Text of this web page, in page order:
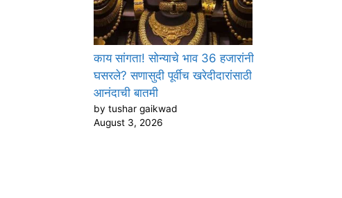
काय सांगता! सोन्याचे भाव 36 हजारांनी
घसरले? सणासुदी पूर्वीच खरेदीदारांसाठी
आनंदाची बातमी
by tushar gaikwad
August 3, 2026